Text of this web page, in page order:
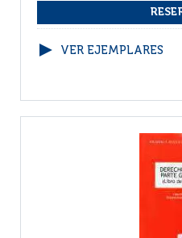
VER EJEMPLARES